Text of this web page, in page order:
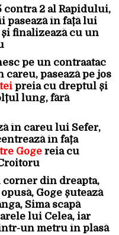
contra 2 al Rapidului,
pasează în față lui
și finalizează cu un
pe un contraatac
pasează pe jos
preia cu dreptul și
lung, fără
în careu lui Sefer,
în fața
Goge reia cu
din dreapta,
Goge șutează
Sima scapă
lui Celea, iar
un metru în plasă